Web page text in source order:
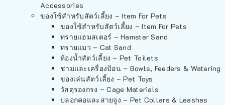
Accessories
ของใช้สำหรับสัตว์เลี้ยง – Item For Pets
ของใช้สำหรับสัตว์เลี้ยง – Item For Pets
ทรายแฮมสเตอร์ – Hamster Sand
ทรายแมว – Cat Sand
ห้องน้ำสัตว์เลี้ยง – Pet Toilets
ชามและเครื่องป้อน – Bowls, Feeders & Watering
ของเล่นสัตว์เลี้ยง – Pet Toys
วัสดุรองกรง – Cage Materials
ปลอกคอและสายจูง – Pet Collars & Leashes